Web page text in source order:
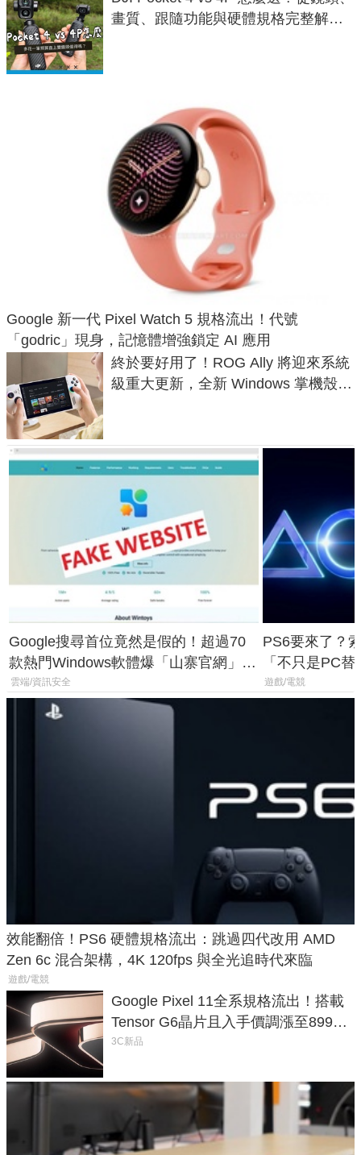
畫質、跟隨功能與硬體規格完整解
Google 新一代 Pixel Watch 5 規格流出！代號
「godric」現身，記憶體增強鎖定 AI 應用
終於要好用了！ROG Ally 將迎來系統
級重大更新，全新 Windows 掌機殼模
Google搜尋首位竟然是假的！超過70
款熱門Windows軟體爆「山寨官網」危
機
雲端/資訊安全
PS6要來了？
「不只是PC
廳、進軍電競
遊戲/電競
效能翻倍！PS6 硬體規格流出：跳過四代改用 AMD
Zen 6c 混合架構，4K 120fps 與全光追時代來臨
遊戲/電競
Google Pixel 11全系規格流出！搭載
Tensor G6晶片且入手價調漲至899美
元
3C新品